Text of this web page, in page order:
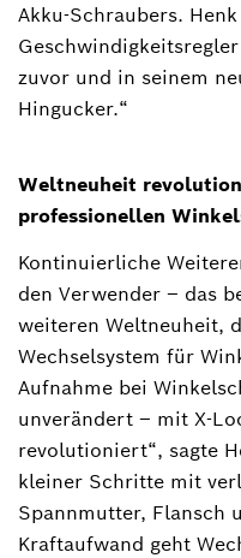
Akku-Schraubers.
zuvor und in seinem
Hingucker.“
Weltneuheit
professionellen
Kontinuierliche
den Verwender ‒ das
weiteren Weltneuheit,
Wechselsystem für
Aufnahme bei
unverändert – mit X-
revolutioniert“, sagte
kleiner Schritte mit
Spannmutter, Flansch
Kraftaufwand geht